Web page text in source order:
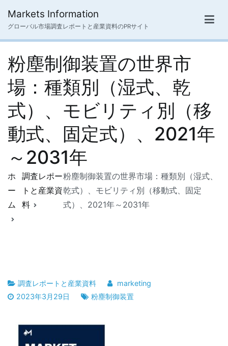
ス
Markets Information
グローバル市場調査レポートと産業資料のPRサイト
粉塵制御装置の世界市
場：種類別（湿式、乾
式）、モビリティ別（移
動式、固定式）、2021年
～2031年
ホ
ー
ム
調査レポー
トと産業資
料
粉塵制御装置の世界市場：種類別（湿式、
乾式）、モビリティ別（移動式、固定
式）、2021年～2031年
調査レポートと産業資料
marketing
2023年3月29日
粉塵制御装置